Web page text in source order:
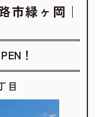
市緑ヶ岡｜
！
目